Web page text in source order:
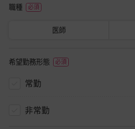
職種
医師
希望勤務形態
常勤
非常勤